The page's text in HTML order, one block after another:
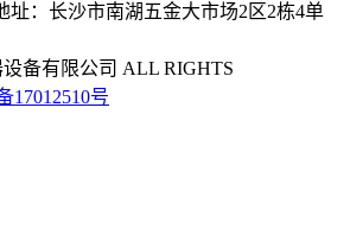
址：长沙市南湖五金大市场2区2栋4单
备有限公司 ALL RIGHTS
17012510号